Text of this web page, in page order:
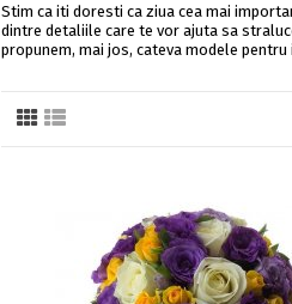
Stim ca iti doresti ca ziua cea mai
dintre detaliile care te vor ajuta sa
propunem, mai jos, cateva modele